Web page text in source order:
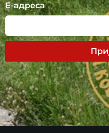
Е-адреса